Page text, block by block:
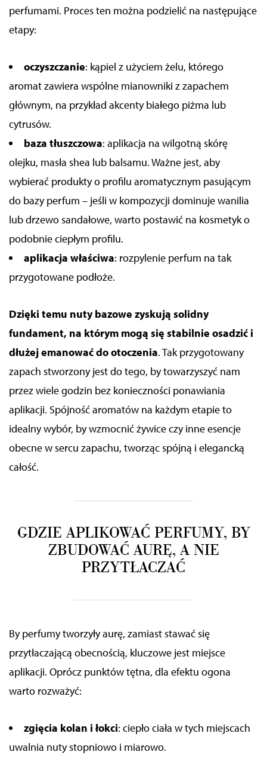
perfumami. Proces ten można podzielić na następujące
etapy:
oczyszczanie: kąpiel z użyciem żelu, którego
aromat zawiera wspólne mianowniki z zapachem
głównym, na przykład akcenty białego piżma lub
cytrusów.
baza tłuszczowa: aplikacja na wilgotną skórę
olejku, masła shea lub balsamu. Ważne jest, aby
wybierać produkty o profilu aromatycznym pasującym
do bazy perfum – jeśli w kompozycji dominuje wanilia
lub drzewo sandałowe, warto postawić na kosmetyk o
podobnie ciepłym profilu.
aplikacja właściwa: rozpylenie perfum na tak
przygotowane podłoże.
Dzięki temu nuty bazowe zyskują solidny
fundament, na którym mogą się stabilnie osadzić i
dłużej emanować do otoczenia. Tak przygotowany
zapach stworzonyjest do tego, by towarzyszyć nam
przez wiele godzin bez konieczności ponawiania
aplikacji. Spójność aromatów na każdym etapie to
idealny wybór, by wzmocnić żywice czy inne esencje
obecne wsercu zapachu, tworząc spójną i elegancką
całość.
GDZIE APLIKOWAĆ PERFUMY, BY
ZBUDOWAĆ AURĘ, A NIE
PRZYTŁACZAĆ
By perfumy tworzyły aurę, zamiast stawać się
przytłaczającą obecnością, kluczowe jest miejsce
aplikacji. Oprócz punktów tętna, dla efektu ogona
warto rozważyć:
zgięcia kolan i łokci: ciepło ciała w tych miejscach
uwalnia nuty stopniowo i miarowo.